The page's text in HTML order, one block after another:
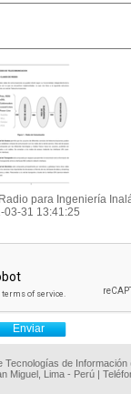
para Ingeniería
03-31 13:41:25
Tecnologías de
Miguel, Lima - Perú |